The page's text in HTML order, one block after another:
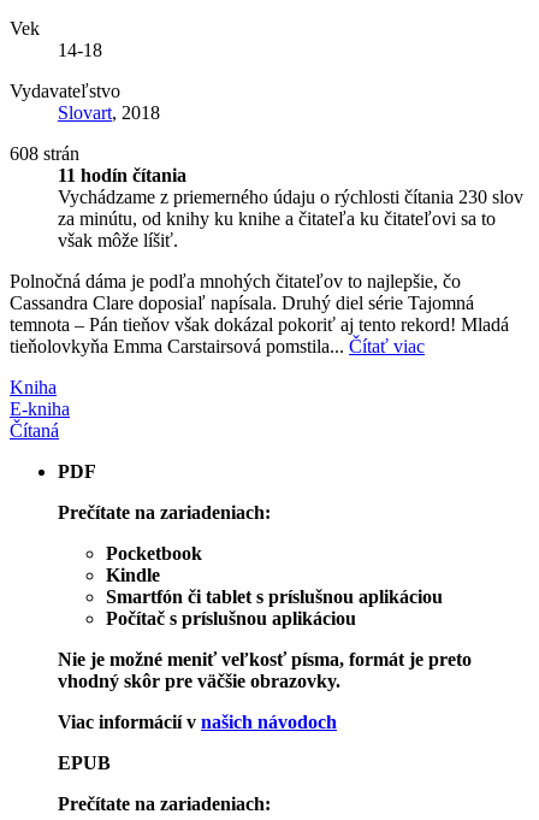
Vek
14-18
Vydavateľstvo
Slovart, 2018
608 strán
11 hodín čítania
Vychádzame z priemerného údaju o rýchlosti čítania 230 slov
za minútu, od knihy ku knihe a čitateľa ku čitateľovi sa to
však môže líšiť.
Polnočná dáma je podľa mnohých čitateľov to najlepšie, čo
Cassandra Clare doposiaľ napísala. Druhý diel série Tajomná
temnota – Pán tieňov však dokázal pokoriť aj tento rekord! Mladá
tieňolovkyňa Emma Carstairsová pomstila... Čítať viac
Kniha
E-kniha
Čítaná
PDF
Prečítate na zariadeniach:
Pocketbook
Kindle
Smartfón či tablet s príslušnou aplikáciou
Počítač s príslušnou aplikáciou
Nie je možné meniť veľkosť písma, formát je preto
vhodný skôr pre väčšie obrazovky.
Viac informácií v našich návodoch
EPUB
Prečítate na zariadeniach: